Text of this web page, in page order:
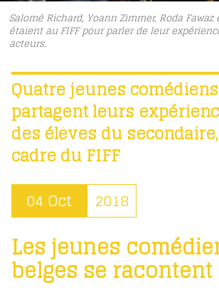
Salomé Richard, Yoann Zimmer, Roda
étaient au FIFF pour parler de leur
acteurs.
Quatre jeunes
partagent leurs
des élèves du
cadre du FIFF
04 Oct 2018
Les jeunes
belges se racontent